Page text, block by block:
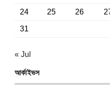
24 25 26
31
« Jul
আর্কাইভস